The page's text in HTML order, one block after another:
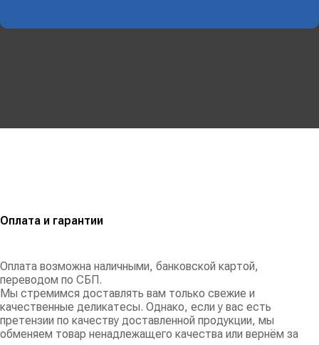
Оплата и гарантии
Оплата возможна наличными, банковской картой,
переводом по СБП.
Мы стремимся доставлять вам только свежие и
качественные деликатесы. Однако, если у вас есть
претензии по качеству доставленной продукции, мы
обменяем товар ненадлежащего качества или вернём за